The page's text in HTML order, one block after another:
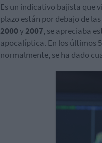
Es un indicativo bajista que
plazo están por debajo de
2000y2007, se apreciaba
apocalíptica. En los últimos
normalmente, se ha dado